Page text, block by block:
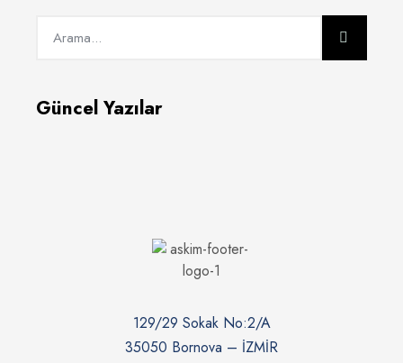
Güncel Yazılar
129/29 Sokak No:2/A
35050 Bornova – İZMİR